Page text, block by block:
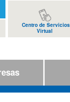
Centro de Servicios
Virtual